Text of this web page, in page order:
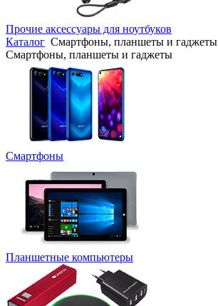
Прочие аксессуары для ноутбуков
Каталог Смартфоны, планшеты и гаджеты
Смартфоны, планшеты и гаджеты
Смартфоны
Планшетные компьютеры